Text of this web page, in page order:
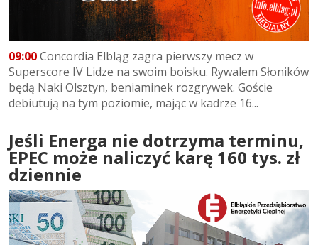
09:00Concordia Elbląg zagra pierwszy mecz w
Superscore IV Lidze na swoim boisku. Rywalem Słoników
będą Naki Olsztyn, beniaminek rozgrywek. Goście
debiutują na tym poziomie, mając w kadrze 16...
Jeśli Energa nie dotrzyma terminu,
EPEC może naliczyć karę 160 tys. zł
dziennie